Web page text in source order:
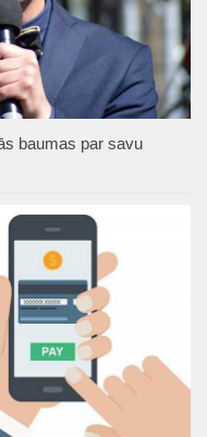
baumas par savu